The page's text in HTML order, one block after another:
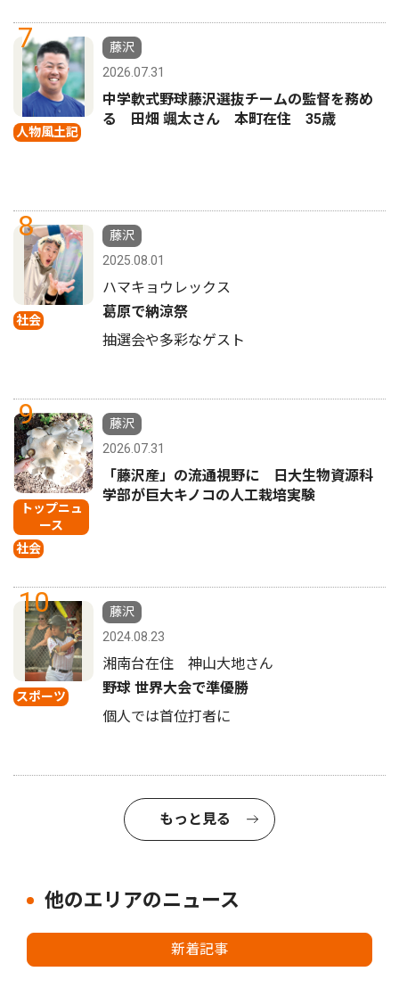
7
人物風土記
藤沢
2026.07.31
中学軟式野球藤沢選抜チームの監督を務め
る 田畑 颯太さん 本町在住 35歳
8
社会
藤沢
2025.08.01
ハマキョウレックス
葛原で納涼祭
抽選会や多彩なゲスト
9
トップニュ
ース
社会
藤沢
2026.07.31
「藤沢産」の流通視野に 日大生物資源科
学部が巨大キノコの人工栽培実験
10
スポーツ
藤沢
2024.08.23
湘南台在住 神山大地さん
野球 世界大会で準優勝
個人では首位打者に
もっと見る
他のエリアのニュース
新着記事